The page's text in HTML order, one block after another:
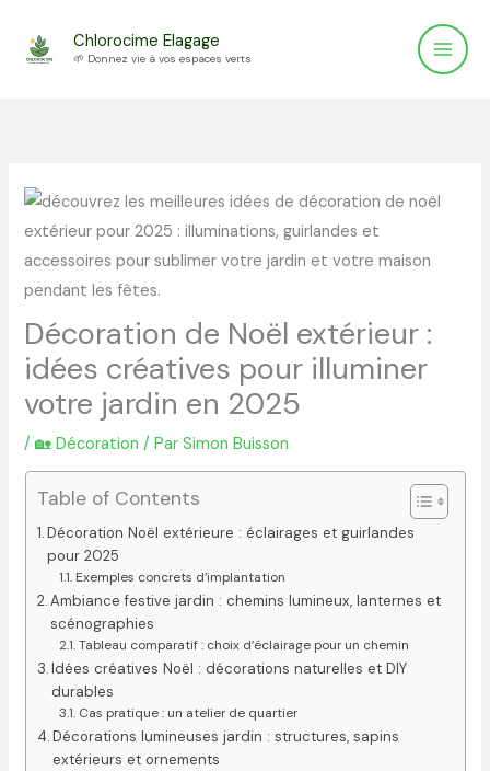
Chlorocime Elagage
🌱 Donnez vie à vos espaces verts
Décoration de Noël extérieur :
idées créatives pour illuminer
votre jardin en 2025
/🏡 Décoration / ParSimon Buisson
Table of Contents
Décoration Noël extérieure : éclairages et guirlandes
pour 2025
Exemples concrets d’implantation
Ambiance festive jardin : chemins lumineux, lanternes et
scénographies
Tableau comparatif : choix d’éclairage pour un chemin
Idées créatives Noël : décorations naturelles et DIY
durables
Cas pratique : un atelier de quartier
Décorations lumineuses jardin : structures, sapins
extérieurs et ornements